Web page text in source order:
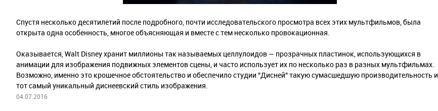
Спустя несколько десятилетий после подробного, почти исследовательского просмотра всех этих мультфильмов, была
открыта одна особенность, многое объясняющая и вместе с тем несколько провокационная.
Оказывается, Walt Disney хранит миллионы так называемых целлулоидов — прозрачных пластинок, использующихся в
анимации для изображения подвижных элементов сцены, и часто использует их по несколько раз в разных мультфильмах.
Возможно, именно это крошечное обстоятельство и обеспечило студии "Дисней" такую сумасшедшую производительность и
тот самый уникальный диснеевский стиль изображения.
04.07.2016